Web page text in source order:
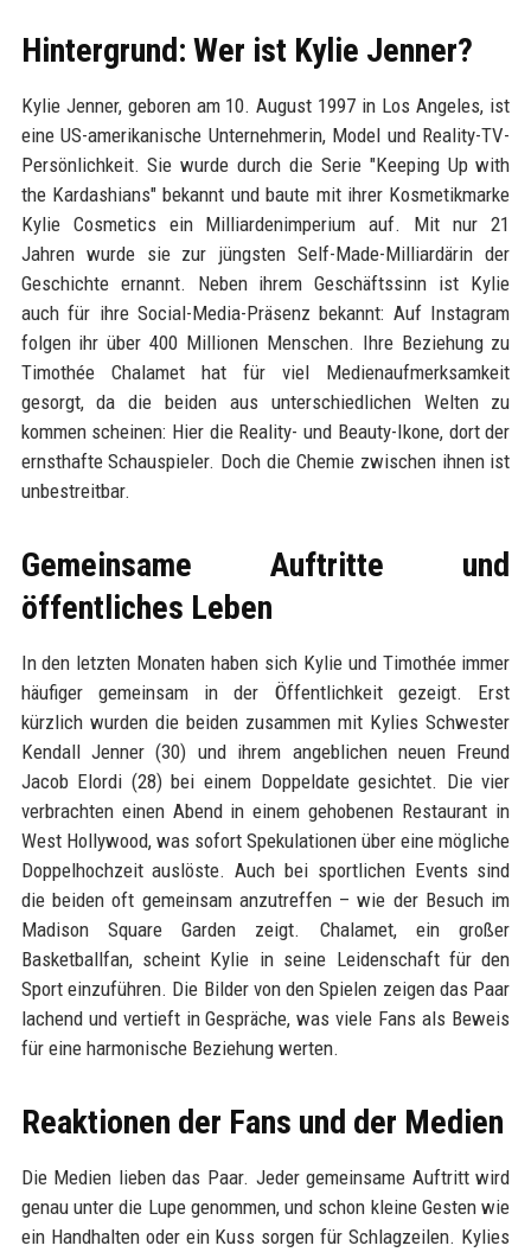
Hintergrund: Wer ist Kylie Jenner?
Kylie Jenner, geboren am 10. August 1997 in Los Angeles, ist
eine US-amerikanische Unternehmerin, Model und Reality-TV-
Persönlichkeit. Sie wurde durch die Serie "Keeping Up with
the Kardashians" bekannt und baute mit ihrer Kosmetikmarke
Kylie Cosmetics ein Milliardenimperium auf. Mit nur 21
Jahren wurde sie zur jüngsten Self-Made-Milliardärin der
Geschichte ernannt. Neben ihrem Geschäftssinn ist Kylie
auch für ihre Social-Media-Präsenz bekannt: Auf Instagram
folgen ihr über 400 Millionen Menschen. Ihre Beziehung zu
Timothée Chalamet hat für viel Medienaufmerksamkeit
gesorgt, da die beiden aus unterschiedlichen Welten zu
kommen scheinen: Hier die Reality- und Beauty-Ikone, dort der
ernsthafte Schauspieler. Doch die Chemie zwischen ihnen ist
unbestreitbar.
Gemeinsame Auftritte und
öffentliches Leben
In den letzten Monaten haben sich Kylie und Timothée immer
häufiger gemeinsam in der Öffentlichkeit gezeigt. Erst
kürzlich wurden die beiden zusammen mit Kylies Schwester
Kendall Jenner (30) und ihrem angeblichen neuen Freund
Jacob Elordi (28) bei einem Doppeldate gesichtet. Die vier
verbrachten einen Abend in einem gehobenen Restaurant in
West Hollywood, was sofort Spekulationen über eine mögliche
Doppelhochzeit auslöste. Auch bei sportlichen Events sind
die beiden oft gemeinsam anzutreffen – wie der Besuch im
Madison Square Garden zeigt. Chalamet, ein großer
Basketballfan, scheint Kylie in seine Leidenschaft für den
Sport einzuführen. Die Bilder von den Spielen zeigen das Paar
lachend und vertieft in Gespräche, was viele Fans als Beweis
für eine harmonische Beziehung werten.
Reaktionen der Fans und der Medien
Die Medien lieben das Paar. Jeder gemeinsame Auftritt wird
genau unter die Lupe genommen, und schon kleine Gesten wie
ein Handhalten oder ein Kuss sorgen für Schlagzeilen. Kylies